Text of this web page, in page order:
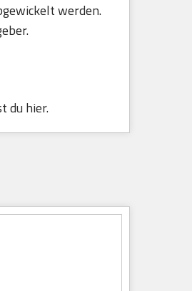
werden.
du hier.